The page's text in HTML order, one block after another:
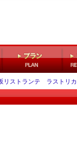
リストランテ ラストリ